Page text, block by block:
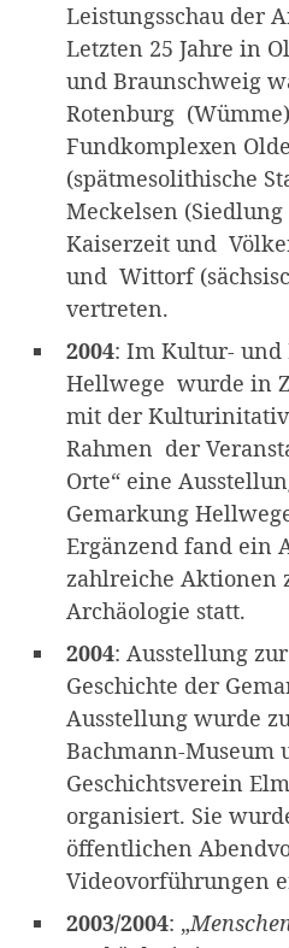
Leistungsschau der
Letzten 25 Jahre in
und Braunschweig
Rotenburg
Fundkomplexen
(spätmesolithische
Meckelsen
Kaiserzeit und
und Wittorf
vertreten.
2004: Im Kultur- und
Hellwege wurde in
mit der
Rahmen der
Orte“ eine
Gemarkung
Ergänzend fand ein
zahlreiche Aktionen
Archäologie statt.
2004: Ausstellung
Geschichte der
Ausstellung wurde
Bachmann-Museum
Geschichtsverein
organisiert. Sie
öffentlichen
Videovorführungen
2003/2004: „